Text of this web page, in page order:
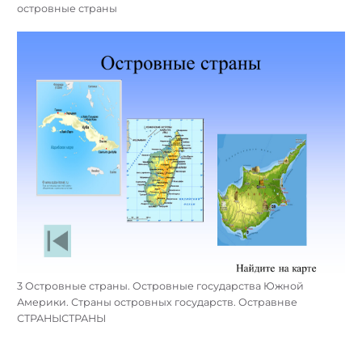
островные страны
3 Островные страны. Островные государства Южной
Америки. Страны островных государств. Остравнве
СТРАНЫСТРАНЫ